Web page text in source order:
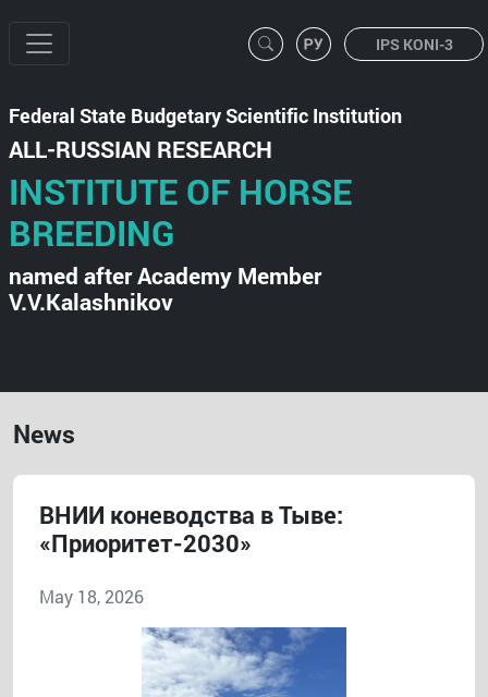
IPS KONI-3
Federal State Budgetary Scientific Institution
ALL-RUSSIAN RESEARCH
INSTITUTE OF HORSE
BREEDING
named after Academy Member
V.V.Kalashnikov
News
ВНИИ коневодства в Тыве:
«Приоритет-2030»
May 18, 2026